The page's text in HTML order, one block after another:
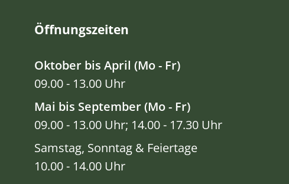
Öffnungszeiten
Oktober bis April (Mo - Fr)
09.00 - 13.00 Uhr
Mai bis September (Mo - Fr)
09.00 - 13.00 Uhr; 14.00 - 17.30 Uhr
Samstag, Sonntag & Feiertage
10.00 - 14.00 Uhr